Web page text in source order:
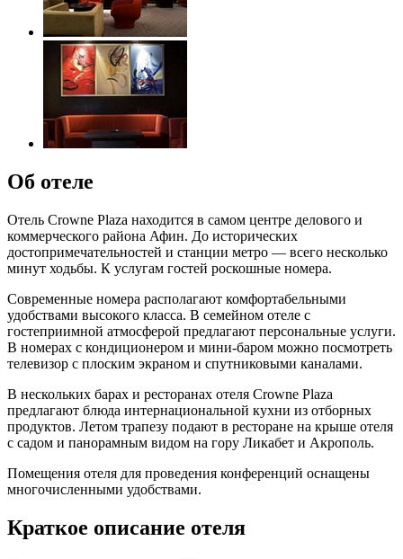
Об отеле
Отель Crowne Plaza находится в самом центре делового и
коммерческого района Афин. До исторических
достопримечательностей и станции метро — всего несколько
минут ходьбы. К услугам гостей роскошные номера.
Современные номера располагают комфортабельными
удобствами высокого класса. В семейном отеле с
гостеприимной атмосферой предлагают персональные услуги.
В номерах с кондиционером и мини-баром можно посмотреть
телевизор с плоским экраном и спутниковыми каналами.
В нескольких барах и ресторанах отеля Crowne Plaza
предлагают блюда интернациональной кухни из отборных
продуктов. Летом трапезу подают в ресторане на крыше отеля
с садом и панорамным видом на гору Ликабет и Акрополь.
Помещения отеля для проведения конференций оснащены
многочисленными удобствами.
Краткое описание отеля